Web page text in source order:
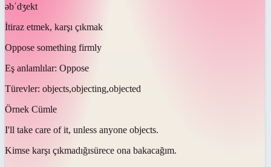
əbˈdʒekt
İtiraz etmek, karşı çıkmak
Oppose something firmly
Eş anlamlılar: Oppose
Türevler: objects,objecting,objected
Örnek Cümle
I'll take care of it, unless anyone objects.
Kimse karşı çıkmadığısürece ona bakacağım.